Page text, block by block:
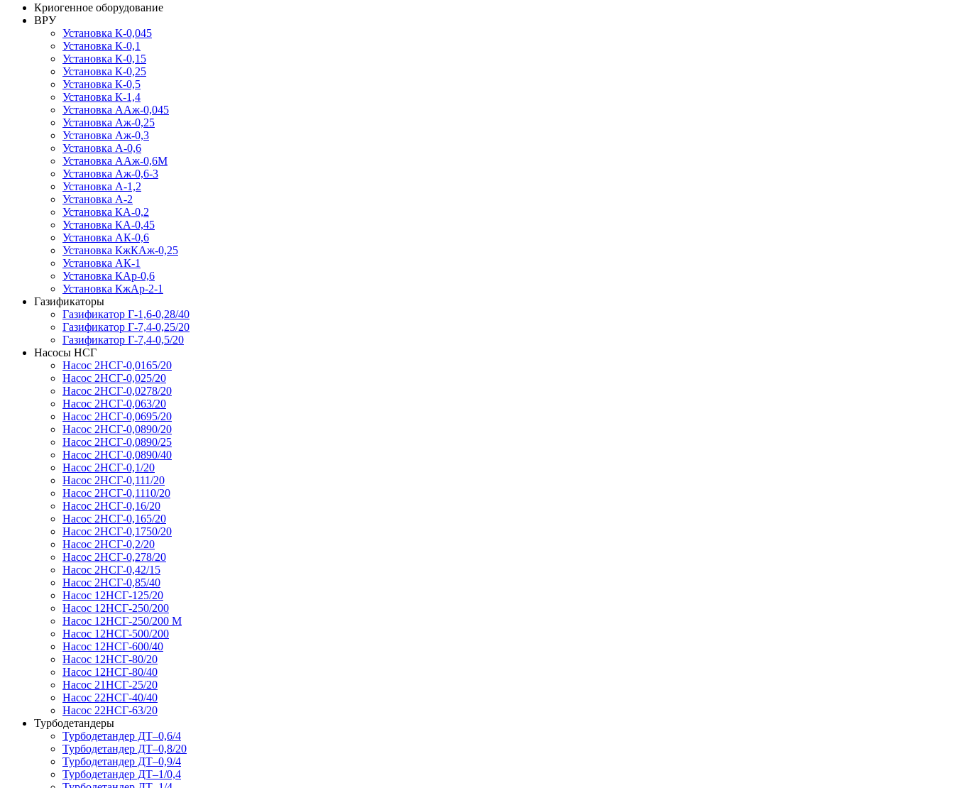
Криогенное оборудование
ВРУ
Установка К-0,045
Установка К-0,1
Установка К-0,15
Установка К-0,25
Установка К-0,5
Установка К-1,4
Установка ААж-0,045
Установка Аж-0,25
Установка Аж-0,3
Установка А-0,6
Установка ААж-0,6М
Установка Аж-0,6-3
Установка А-1,2
Установка А-2
Установка КА-0,2
Установка КА-0,45
Установка АК-0,6
Установка КжКАж-0,25
Установка АК-1
Установка КАр-0,6
Установка КжАр-2-1
Газификаторы
Газификатор Г-1,6-0,28/40
Газификатор Г-7,4-0,25/20
Газификатор Г-7,4-0,5/20
Насосы НСГ
Насос 2НСГ-0,0165/20
Насос 2НСГ-0,025/20
Насос 2НСГ-0,0278/20
Насос 2НСГ-0,063/20
Насос 2НСГ-0,0695/20
Насос 2НСГ-0,0890/20
Насос 2НСГ-0,0890/25
Насос 2НСГ-0,0890/40
Насос 2НСГ-0,1/20
Насос 2НСГ-0,111/20
Насос 2НСГ-0,1110/20
Насос 2НСГ-0,16/20
Насос 2НСГ-0,165/20
Насос 2НСГ-0,1750/20
Насос 2НСГ-0,2/20
Насос 2НСГ-0,278/20
Насос 2НСГ-0,42/15
Насос 2НСГ-0,85/40
Насос 12НСГ-125/20
Насос 12НСГ-250/200
Насос 12НСГ-250/200 М
Насос 12НСГ-500/200
Насос 12НСГ-600/40
Насос 12НСГ-80/20
Насос 12НСГ-80/40
Насос 21НСГ-25/20
Насос 22НСГ-40/40
Насос 22НСГ-63/20
Турбодетандеры
Турбодетандер ДТ–0,6/4
Турбодетандер ДТ–0,8/20
Турбодетандер ДТ–0,9/4
Турбодетандер ДТ–1/0,4